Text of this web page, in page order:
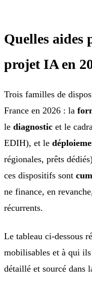
Quelles aides
projet IA en
Trois familles de
France en 2026 : la
le diagnostic et le
EDIH), et le
régionales, prêts
ces dispositifs sont
ne finance, en
récurrents.
Le tableau ci-dessous
mobilisables et à qui ils
détaillé et sourcé dans